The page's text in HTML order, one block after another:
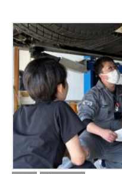
く3日間
高校1・2年生は
人の方も大歓迎
この夏、
よう！
こんな人におす
学校や業界について詳し
典をGETしたい！
進路
指定駐車場料金補助制度
仕事を体験できるチャンス
大歓迎です！ みなさんの
Gカレッジリーグ #オープ
#高校生 #高校1年生 #高校
#会津 #いわき #米沢 #専門